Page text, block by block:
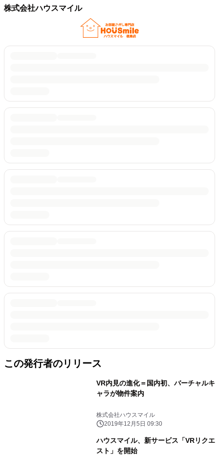
株式会社ハウスマイル
この発行者のリリース
VR内見の進化＝国内初、バーチャルキ
ャラが物件案内
株式会社ハウスマイル
2019年12月5日 09:30
ハウスマイル、新サービス「VRリクエ
スト」を開始